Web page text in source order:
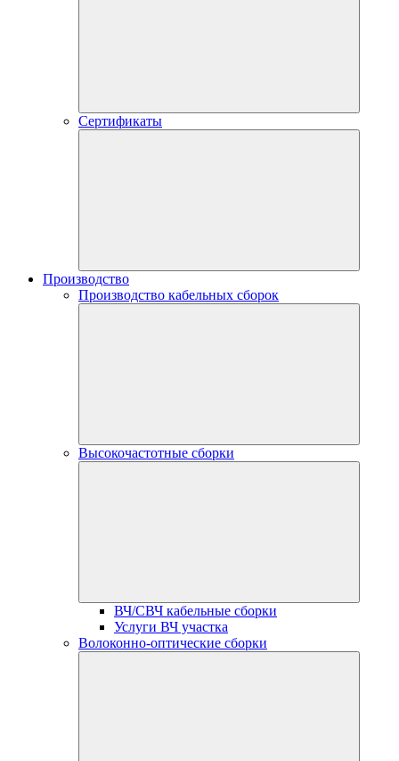
Сертификаты
Производство
Производство кабельных сборок
Высокочастотные сборки
ВЧ/СВЧ кабельные сборки
Услуги ВЧ участка
Волоконно-оптические сборки